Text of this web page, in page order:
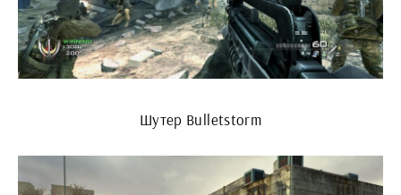
Шутер Bulletstorm